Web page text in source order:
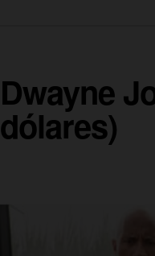
Dwayne
dólares)